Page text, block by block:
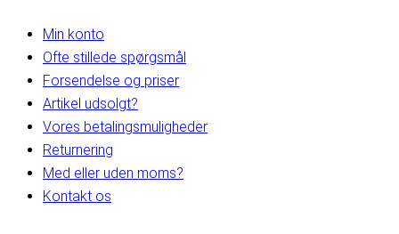
Min konto
Ofte stillede spørgsmål
Forsendelse og priser
Artikel udsolgt?
Vores betalingsmuligheder
Returnering
Med eller uden moms?
Kontakt os